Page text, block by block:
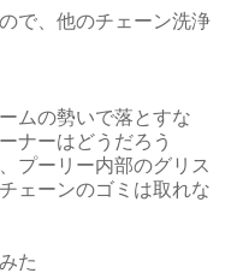
で、他のチェーン洗浄
ムの勢いで落とすな
ナーはどうだろう
プーリー内部のグリス
ェーンのゴミは取れな
た